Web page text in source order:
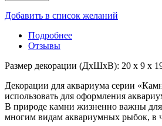
Добавить в список желаний
Подробнее
Отзывы
Размер декорации (ДхШхВ): 20 х 9 х
Декорации для аквариума серии
использовать для оформления
В природе камни жизненно важны
многим видам аквариумных рыбок, в